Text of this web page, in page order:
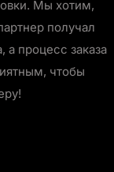
Мы хотим,
получал
а процесс заказа
чтобы